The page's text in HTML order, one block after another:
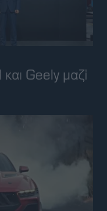
του ταινία